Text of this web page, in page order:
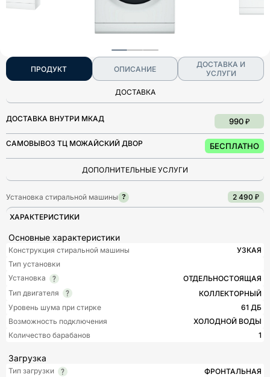
ПРОДУКТ ОПИСАНИЕ
ДОСТАВКА И
УСЛУГИ
ДОСТАВКА
ДОСТАВКА ВНУТРИ МКАД 990 ₽
САМОВЫВОЗ ТЦ МОЖАЙСКИЙ ДВОР БЕСПЛАТНО
ДОПОЛНИТЕЛЬНЫЕ УСЛУГИ
Установка стиральной машины ? 2 490 ₽
ХАРАКТЕРИСТИКИ
Основные характеристики
Конструкция стиральной машины
УЗКАЯ
Тип установки
Установка
ОТДЕЛЬНОСТОЯЩАЯ
Тип двигателя
КОЛЛЕКТОРНЫЙ
Уровень шума при стирке
61 ДБ
Возможность подключения
ХОЛОДНОЙ ВОДЫ
Количество барабанов
1
Загрузка
Тип загрузки
ФРОНТАЛЬНАЯ